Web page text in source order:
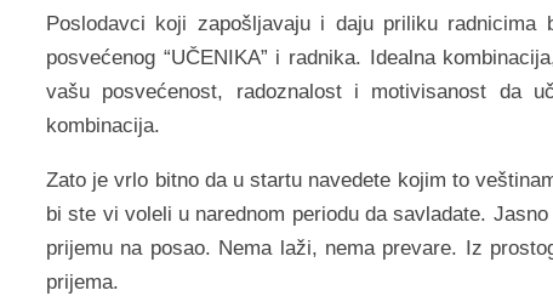
Poslodavci koji zapošljavaju i daju priliku
posvećenog “UČENIKA” i radnika. Idealna
vašu posvećenost, radoznalost i motivisanost da
kombinacija.
Zato je vrlo bitno da u startu navedete kojim to
bi ste vi voleli u narednom periodu da savladate.
prijemu na posao. Nema laži, nema prevare. Iz
prijema.